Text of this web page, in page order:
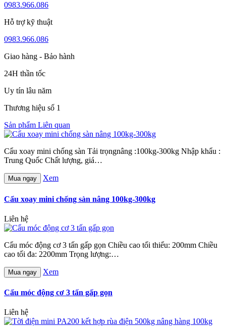
0983.966.086
Hỗ trợ kỹ thuật
0983.966.086
Giao hàng - Bảo hành
24H thần tốc
Uy tín lâu năm
Thương hiệu số 1
Sản phẩm Liên quan
Cẩu xoay mini chống sàn Tải trọngnâng :100kg-300kg Nhập khẩu :
Trung Quốc Chất lượng, giá…
Mua ngay Xem
Cẩu xoay mini chống sàn nâng 100kg-300kg
Liên hệ
Cẩu móc động cơ 3 tấn gấp gọn Chiều cao tối thiểu: 200mm Chiều
cao tối đa: 2200mm Trọng lượng:…
Mua ngay Xem
Cẩu móc động cơ 3 tấn gấp gọn
Liên hệ